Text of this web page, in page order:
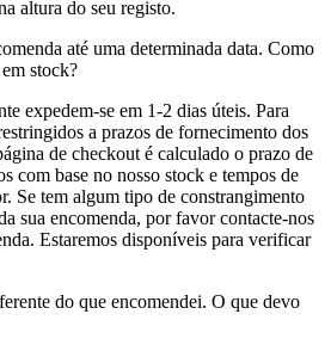
altura do seu registo.
até uma determinada data. Como
stock?
expedem-se em 1-2 dias úteis. Para
a prazos de fornecimento dos
de checkout é calculado o prazo de
com base no nosso stock e tempos de
Se tem algum tipo de constrangimento
sua encomenda, por favor contacte-nos
Estaremos disponíveis para verificar
do que encomendei. O que devo